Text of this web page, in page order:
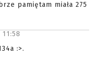
pamiętam miała 275
11:58
:>.